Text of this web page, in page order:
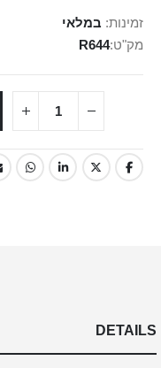
זמינות: במלאי
מק"ט R644
DETAILS